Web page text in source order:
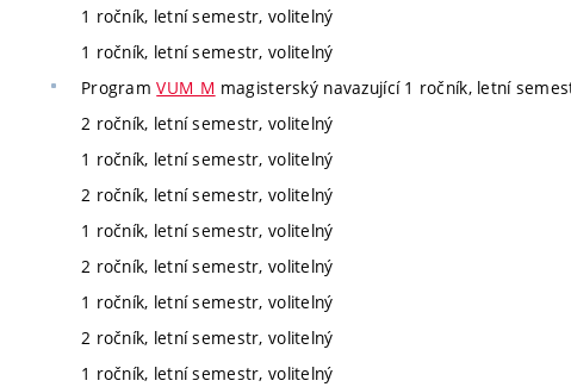
1 ročník, letní semestr, volitelný
1 ročník, letní semestr, volitelný
ProgramVUM_M magisterský navazující 1 ročník, letní
2 ročník, letní semestr, volitelný
1 ročník, letní semestr, volitelný
2 ročník, letní semestr, volitelný
1 ročník, letní semestr, volitelný
2 ročník, letní semestr, volitelný
1 ročník, letní semestr, volitelný
2 ročník, letní semestr, volitelný
1 ročník, letní semestr, volitelný